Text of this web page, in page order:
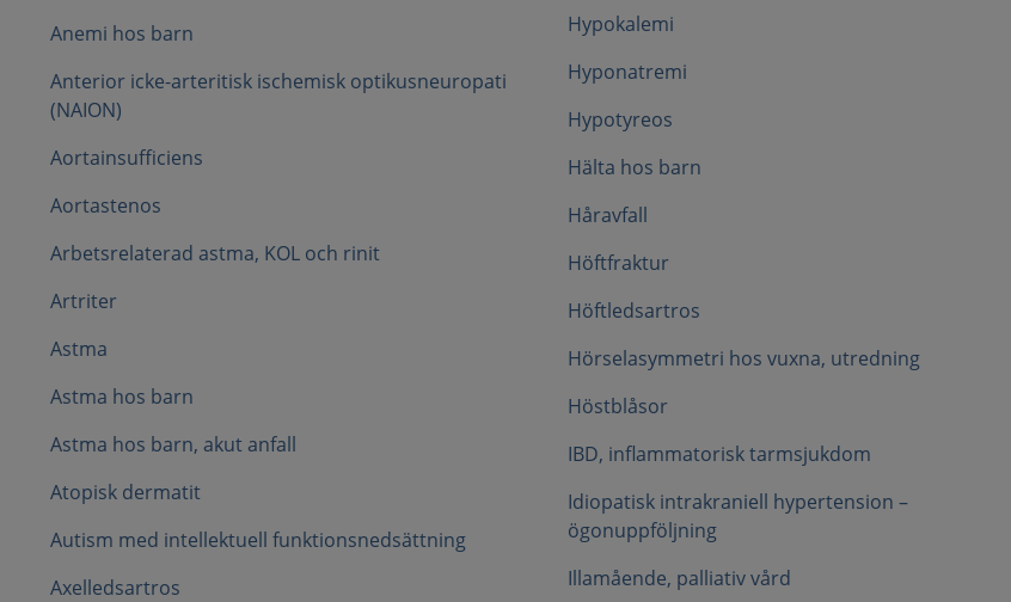
Anemi hos barn
Anterior icke-arteritisk ischemisk optikusneuropati
(NAION)
Aortainsufficiens
Aortastenos
Arbetsrelaterad astma, KOL och rinit
Artriter
Astma
Astma hos barn
Astma hos barn, akut anfall
Atopisk dermatit
Autism med intellektuell funktionsnedsättning
Axelledsartros
Hypokalemi
Hyponatremi
Hypotyreos
Hälta hos barn
Håravfall
Höftfraktur
Höftledsartros
Hörselasymmetri hos vuxna, utredning
Höstblåsor
IBD, inflammatorisk tarmsjukdom
Idiopatisk intrakraniell hypertension –
ögonuppföljning
Illamående, palliativ vård